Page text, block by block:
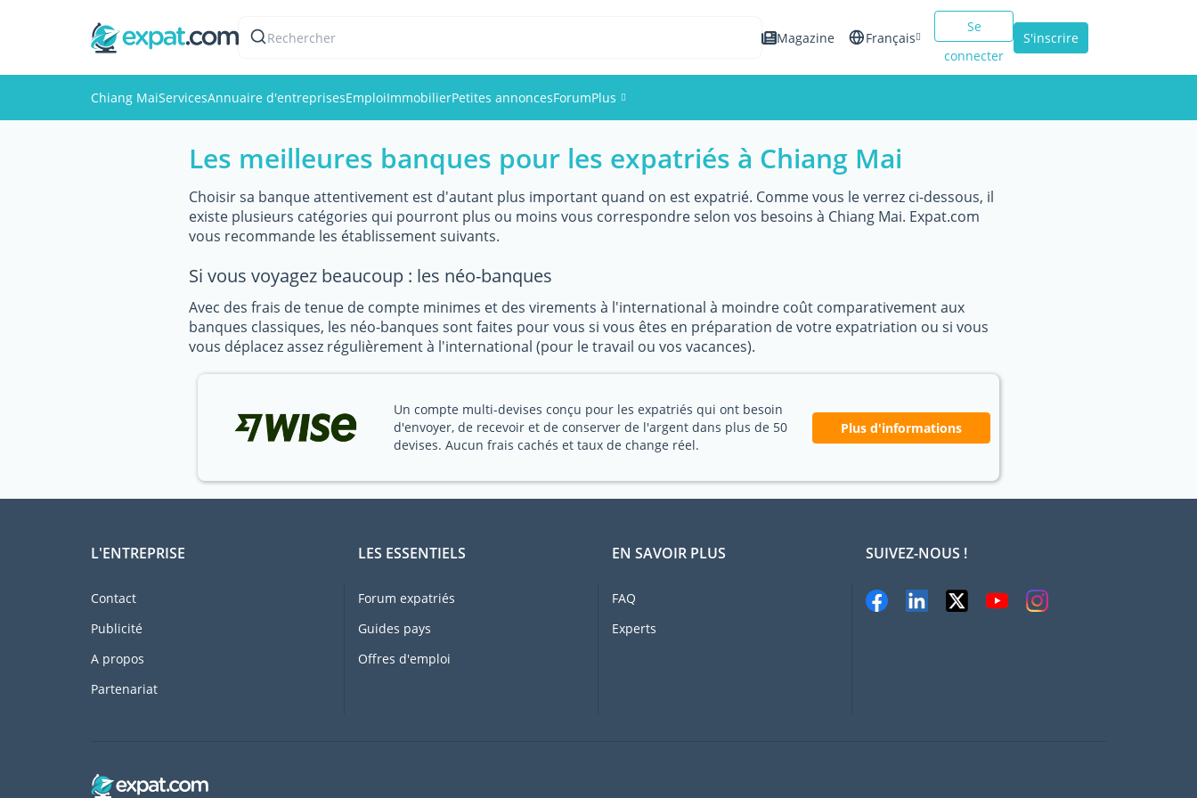
Rechercher Magazine Français
Italiano
Se
connecter
S'inscrire
Chiang MaiServicesAnnuaire d'entreprisesEmploiImmobilierPetites annoncesForumPlus
Événements
Membres
Les meilleures banques pour les expatriés à Chiang Mai
Choisir sa banque attentivement est d'autant plus important quand on est expatrié. Comme vous le verrez ci-dessous, il
existe plusieurs catégories qui pourront plus ou moins vous correspondre selon vos besoins à Chiang Mai. Expat.com
vous recommande les établissement suivants.
Si vous voyagez beaucoup : les néo-banques
Avec des frais de tenue de compte minimes et des virements à l'international à moindre coût comparativement aux
banques classiques, les néo-banques sont faites pour vous si vous êtes en préparation de votre expatriation ou si vous
vous déplacez assez régulièrement à l'international (pour le travail ou vos vacances).
Un compte multi-devises conçu pour les expatriés qui ont besoin
d'envoyer, de recevoir et de conserver de l'argent dans plus de 50
devises. Aucun frais cachés et taux de change réel.
Plus d'informations
L'ENTREPRISE
Contact
Publicité
A propos
Partenariat
LES ESSENTIELS
Forum expatriés
Guides pays
Offres d'emploi
EN SAVOIR PLUS
FAQ
Experts
SUIVEZ-NOUS !